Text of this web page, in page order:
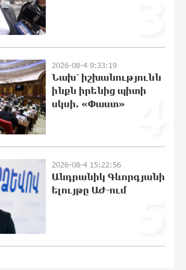
19:11:00 10-08-2026
«Արարատ-Արմենիան» նոր
դարպասապահ ունի
Արտակարգ դեպք՝ Վայոց ձորի
մարզում․ Եղեգիս-Հերմոն
ավտոճանապարհին հորդառատ
անձրևի հետևանքով տեղի է ունեցել
քարաթափում
18:25:16 10-08-2026
4
2026-08-4 9:33:19
Նախ՝ իշխանությունն
ինքն իրենից պիտի
սկսի. «Փաստ»
2026-08-4 15:22:56
Անդրանիկ Գևորգյանի
ելույթը ԱԺ-ում